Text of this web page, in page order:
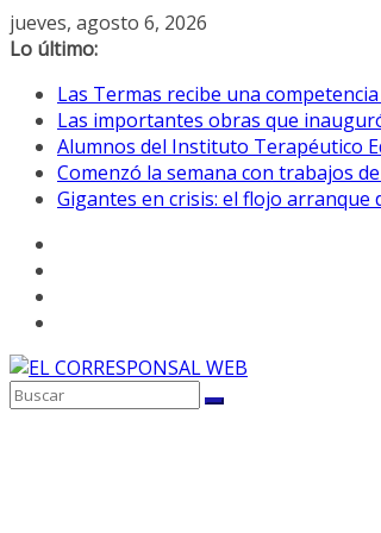
Saltar
al
jueves, agosto 6, 2026
Lo último:
Las Termas recibe una
Las importantes obras que
Alumnos del Instituto Terapéutico
Comenzó la semana con trabajos
Gigantes en crisis: el flojo